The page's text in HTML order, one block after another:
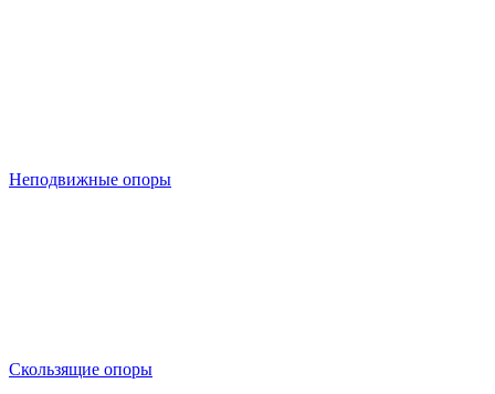
Неподвижные опоры
Скользящие опоры